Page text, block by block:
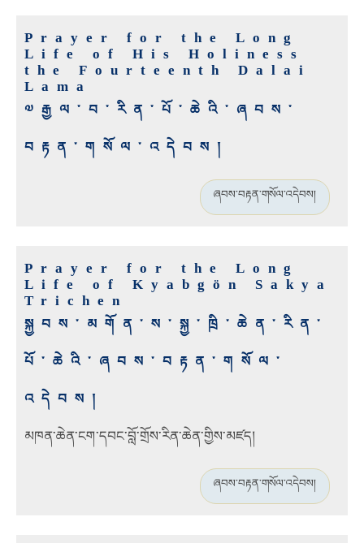
Prayer for the Long
Life of His Holiness
the Fourteenth Dalai
Lama
༧རྒྱལ་བ་རིན་པོ་ཆེའི་ཞབས་
བརྟན་གསོལ་འདེབས།
ཞབས་བརྟན་གསོལ་འདེབས།
Prayer for the Long
Life of Kyabgön Sakya
Trichen
སྐྱབས་མགོན་ས་སྐྱ་ཁྲི་ཆེན་རིན་
པོ་ཆེའི་ཞབས་བརྟན་གསོལ་
འདེབས།
མཁན་ཆེན་ངག་དབང་བློ་གྲོས་རིན་ཆེན་གྱིས་མཛད།
ཞབས་བརྟན་གསོལ་འདེབས།